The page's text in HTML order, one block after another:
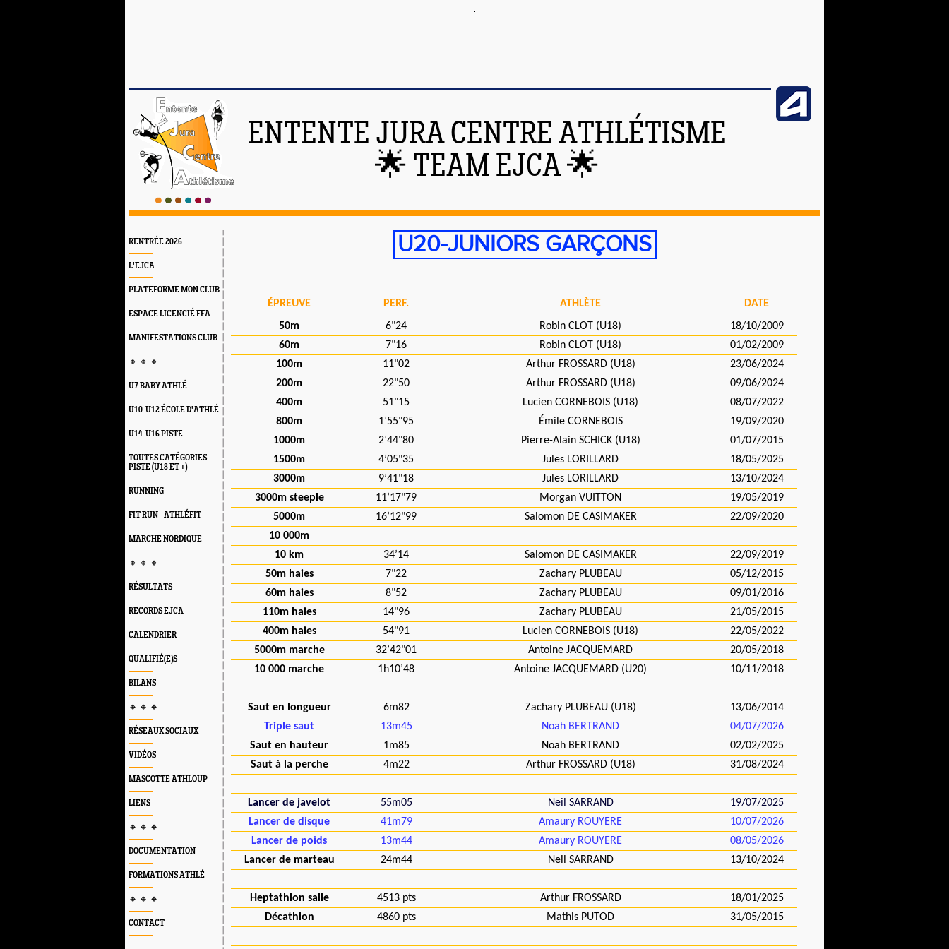
ENTENTE JURA CENTRE ATHLÉTISME
🌟 TEAM EJCA 🌟
RENTRÉE 2026
L'EJCA
PLATEFORME MON CLUB
ESPACE LICENCIÉ FFA
MANIFESTATIONS CLUB
🔸 🔸 🔸
U7 BABY ATHLÉ
U10-U12 ÉCOLE D'ATHLÉ
U14-U16 PISTE
TOUTES CATÉGORIES
PISTE (U18 ET +)
RUNNING
FIT RUN - ATHLÉFIT
MARCHE NORDIQUE
🔸 🔸 🔸
RÉSULTATS
RECORDS EJCA
CALENDRIER
QUALIFIÉ(E)S
BILANS
🔸 🔸 🔸
RÉSEAUX SOCIAUX
VIDÉOS
MASCOTTE ATHLOUP
LIENS
🔸 🔸 🔸
DOCUMENTATION
FORMATIONS ATHLÉ
🔸 🔸 🔸
CONTACT
U20-JUNIORS GARÇONS
ÉPREUVE PERF. ATHLÈTE
DATE
50m
6"24 Robin CLOT (U18)
18/10/2009
60m
7"16 Robin CLOT (U18)
01/02/2009
100m
11"02 Arthur FROSSARD (U18)
23/06/2024
200m
22"50 Arthur FROSSARD (U18)
09/06/2024
400m
51"15 Lucien CORNEBOIS (U18)
08/07/2022
800m
1’55"95 Émile CORNEBOIS
19/09/2020
1000m
2’44"80 Pierre-Alain SCHICK (U18)
01/07/2015
1500m
4’05"35 Jules LORILLARD
18/05/2025
3000m
9’41"18 Jules LORILLARD
13/10/2024
3000m steeple
11’17"79 Morgan VUITTON
19/05/2019
5000m
16’12"99 Salomon DE CASIMAKER
22/09/2020
10 000m
10 km
34’14 Salomon DE CASIMAKER
22/09/2019
50m haies
7"22 Zachary PLUBEAU
05/12/2015
60m haies
8"52 Zachary PLUBEAU
09/01/2016
110m haies
14"96 Zachary PLUBEAU
21/05/2015
400m haies
54"91 Lucien CORNEBOIS (U18)
22/05/2022
5000m marche
32’42"01 Antoine JACQUEMARD
20/05/2018
10 000 marche
1h10’48 Antoine JACQUEMARD (U20) 10/11/2018
Saut en longueur 6m82 Zachary PLUBEAU (U18)
13/06/2014
Triple saut
13m45 Noah BERTRAND
04/07/2026
Saut en hauteur
1m85 Noah BERTRAND
02/02/2025
Saut à la perche
4m22 Arthur FROSSARD (U18) 31/08/2024
Lancer de javelot 55m05 Neil SARRAND
19/07/2025
Lancer de disque
41m79 Amaury ROUYERE
10/07/2026
Lancer de poids
13m44 Amaury ROUYERE
08/05/2026
Lancer de marteau
24m44 Neil SARRAND 13/10/2024
Heptathlon salle 4513 pts Arthur FROSSARD
18/01/2025
Décathlon
4860 pts Mathis PUTOD 31/05/2015